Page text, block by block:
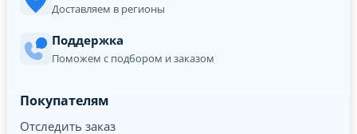
Доставляем в регионы
Поддержка
Поможем с подбором и заказом
Покупателям
Отследить заказ